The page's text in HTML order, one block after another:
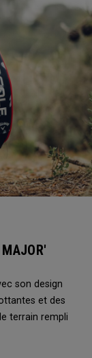
son design
et des
terrain rempli